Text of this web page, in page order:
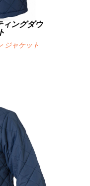
ングダウ
ジャケット